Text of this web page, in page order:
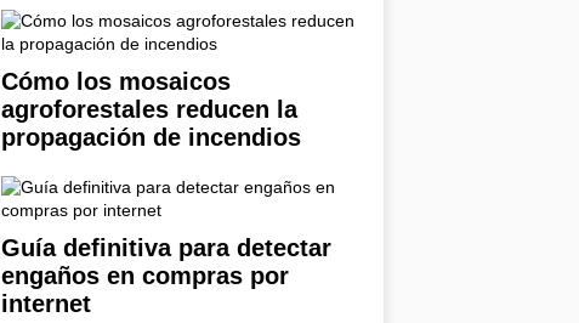
Cómo los mosaicos
agroforestales reducen la
propagación de incendios
Guía definitiva para detectar
engaños en compras por
internet